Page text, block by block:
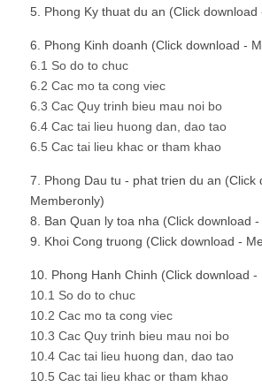
5. Phong Ky thuat du an (Click download
6. Phong Kinh doanh (Click download -
6.1 So do to chuc
6.2 Cac mo ta cong viec
6.3 Cac Quy trinh bieu mau noi bo
6.4 Cac tai lieu huong dan, dao tao
6.5 Cac tai lieu khac or tham khao
7. Phong Dau tu - phat trien du an (Click
Memberonly)
8. Ban Quan ly toa nha (Click download
9. Khoi Cong truong (Click download -
10. Phong Hanh Chinh (Click download -
10.1 So do to chuc
10.2 Cac mo ta cong viec
10.3 Cac Quy trinh bieu mau noi bo
10.4 Cac tai lieu huong dan, dao tao
10.5 Cac tai lieu khac or tham khao